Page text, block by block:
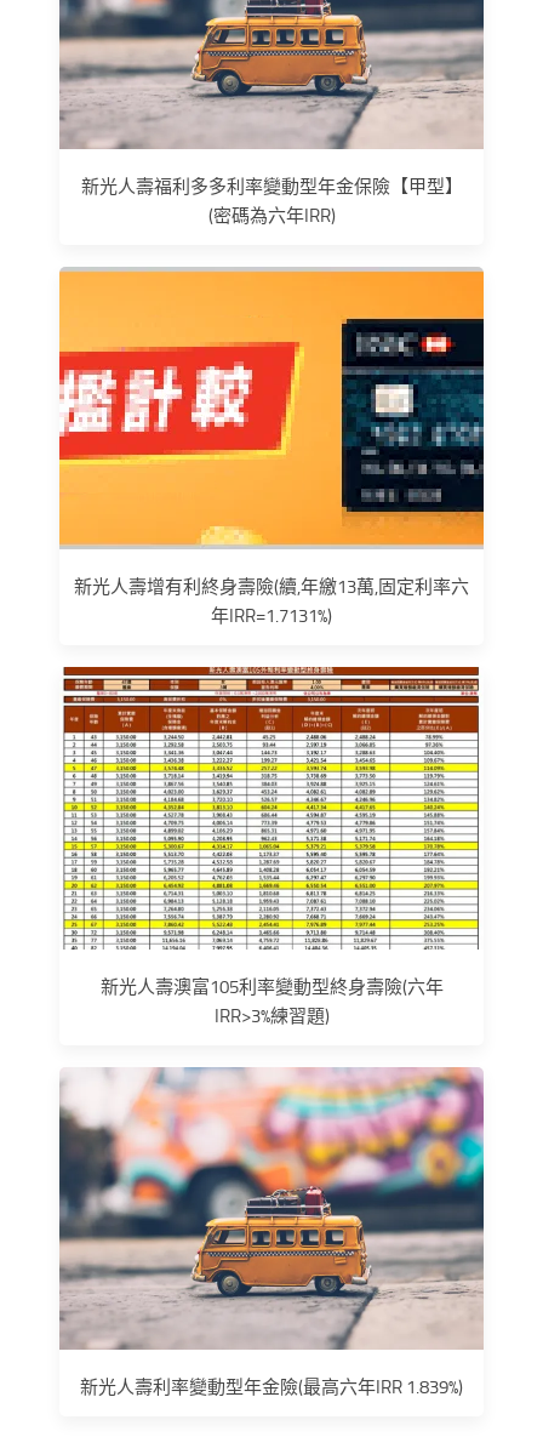
新光人壽福利多多利率變動型年金保險【甲型】
(密碼為六年IRR)
新光人壽增有利終身壽險(續,年繳13萬,固定利率六
年IRR=1.7131%)
新光人壽澳富105利率變動型終身壽險(六年
IRR>3%練習題)
新光人壽利率變動型年金險(最高六年IRR 1.839%)